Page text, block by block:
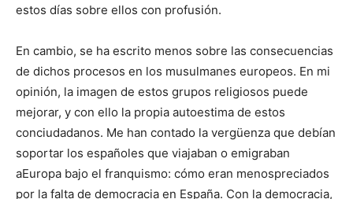
estos días sobre ellos con profusión.
En cambio, se ha escrito menos sobre las consecuencias
de dichos procesos en los mu­sulmanes europeos. En mi
opinión, la ima­gen de estos grupos religiosos puede
mejo­rar, y con ello la propia autoestima de estos
conciudadanos. Me han contado la vergüen­za que debían
soportar los españoles que via­jaban o emigraban
aEuropa bajo el franquis­mo: cómo eran menospreciados
por la falta de democracia en España. Con la democra­cia,